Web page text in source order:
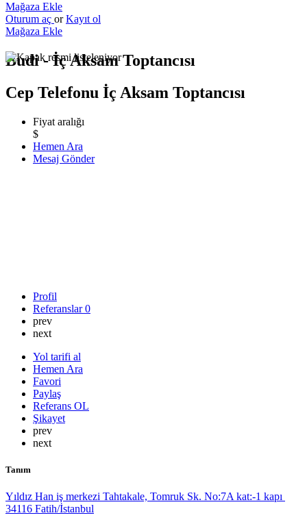
Mağaza Ekle
Oturum aç or Kayıt ol
Mağaza Ekle
Budi - İç Aksam Toptancısı
Cep Telefonu İç Aksam Toptancısı
Fiyat aralığı
$
Hemen Ara
Mesaj Gönder
Profil
Referanslar0
prev
next
Yol tarifi al
Hemen Ara
Favori
Paylaş
Referans OL
Şikayet
prev
next
Tanım
Yıldız Han iş merkezi Tahtakale, Tomruk Sk. No:7A kat:-1 kapı
34116 Fatih/İstanbul